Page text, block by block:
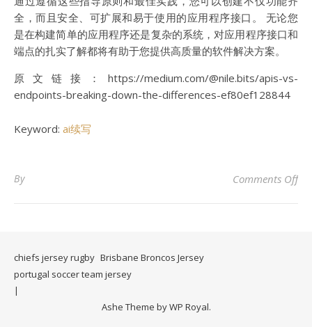
全，而且安全、可扩展和易于使用的应用程序接口。 无论您
是在构建简单的应用程序还是复杂的系统，对应用程序接口和
端点的扎实了解都将有助于您提供高质量的软件解决方案。
原文链接：https://medium.com/@nile.bits/apis-vs-
endpoints-breaking-down-the-differences-ef80ef128844
Keyword: ai续写
By Comments Offon
chiefs jersey rugby Brisbane Broncos Jersey
portugal soccer team jersey
Ashe Theme byWP Royal.